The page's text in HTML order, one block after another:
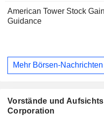
American Tower Stock
Guidance
Mehr Börsen-Nachrichten
Vorstände und
Corporation